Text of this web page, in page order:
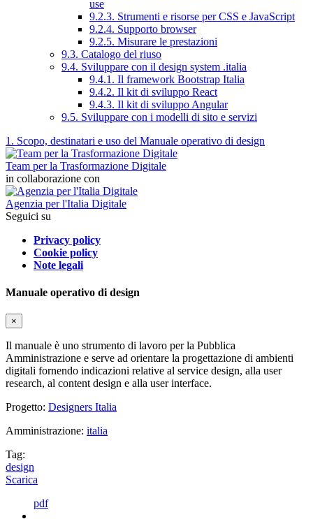
use
9.2.3. Strumenti e risorse per CSS e JavaScript
9.2.4. Supporto browser
9.2.5. Misurare le prestazioni
9.3. Catalogo del riuso
9.4. Sviluppare con il design system .italia
9.4.1. Il framework Bootstrap Italia
9.4.2. Il kit di sviluppo React
9.4.3. Il kit di sviluppo Angular
9.5. Sviluppare con i modelli di sito e servizi
1. Scopo, destinatari e uso del Manuale operativo di design
Team per la Trasformazione Digitale
in collaborazione con
Agenzia per l'Italia Digitale
Seguici su
Privacy policy
Cookie policy
Note legali
Manuale operativo di design
×
Il manuale è uno strumento di lavoro per la Pubblica
Amministrazione e serve ad orientare la progettazione di ambienti
digitali fornendo indicazioni relative al service design, alla user
research, al content design e alla user interface.
Progetto: Designers Italia
Amministrazione: italia
Tag:
design
Scarica
pdf